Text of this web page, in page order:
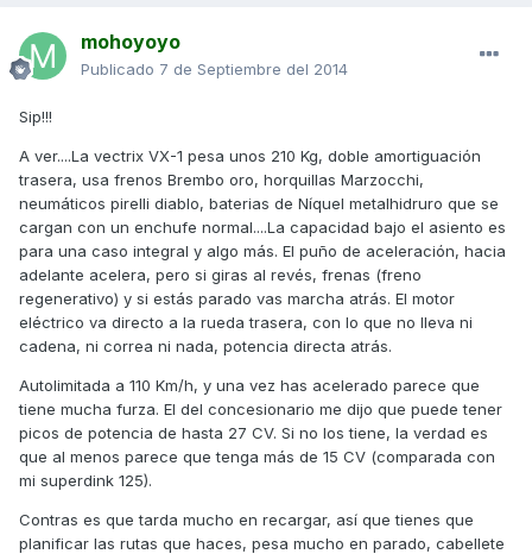
mohoyoyo
Publicado 7 de Septiembre del 2014
Sip!!!
A ver....La vectrix VX-1 pesa unos 210 Kg, doble amortiguación
trasera, usa frenos Brembo oro, horquillas Marzocchi,
neumáticos pirelli diablo, baterias de Níquel metalhidruro que se
cargan con un enchufe normal....La capacidad bajo el asiento es
para una caso integral y algo más. El puño de aceleración, hacia
adelante acelera, pero si giras al revés, frenas (freno
regenerativo) y si estás parado vas marcha atrás. El motor
eléctrico va directo a la rueda trasera, con lo que no lleva ni
cadena, ni correa ni nada, potencia directa atrás.
Autolimitada a 110 Km/h, y una vez has acelerado parece que
tiene mucha furza. El del concesionario me dijo que puede tener
picos de potencia de hasta 27 CV. Si no los tiene, la verdad es
que al menos parece que tenga más de 15 CV (comparada con
mi superdink 125).
Contras es que tarda mucho en recargar, así que tienes que
planificar las rutas que haces, pesa mucho en parado, cabellete